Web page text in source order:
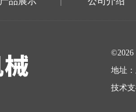
地址
技术